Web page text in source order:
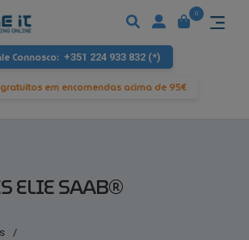
Connosco: +351 224 933 832 (*)
em encomendas acima de 95€
0
ELIE SAAB®
/